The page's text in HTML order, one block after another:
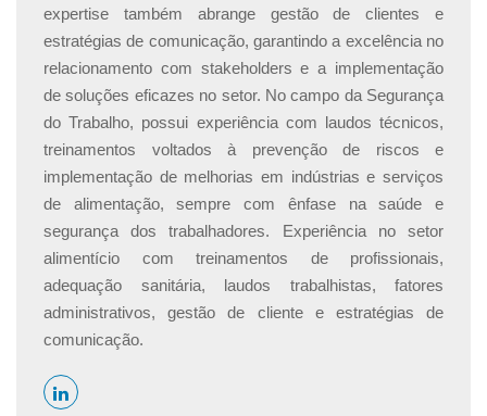
expertise também abrange gestão de clientes e
estratégias de comunicação, garantindo a excelência no
relacionamento com stakeholders e a implementação
de soluções eficazes no setor. No campo da Segurança
do Trabalho, possui experiência com laudos técnicos,
treinamentos voltados à prevenção de riscos e
implementação de melhorias em indústrias e serviços
de alimentação, sempre com ênfase na saúde e
segurança dos trabalhadores. Experiência no setor
alimentício com treinamentos de profissionais,
adequação sanitária, laudos trabalhistas, fatores
administrativos, gestão de cliente e estratégias de
comunicação.